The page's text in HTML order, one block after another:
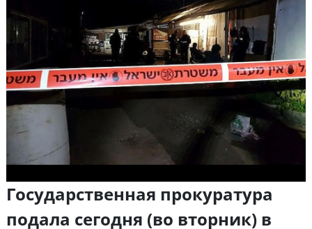
Государственная прокуратура
подала сегодня (во вторник) в